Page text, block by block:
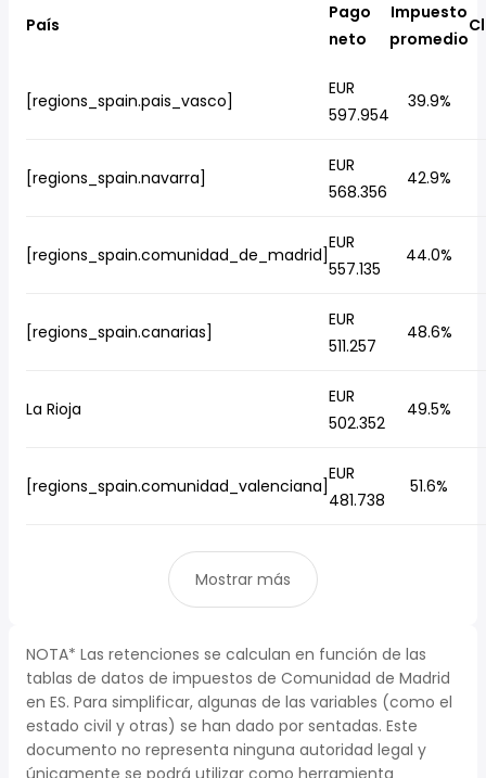
País
Pago
neto
Impuesto
promedio
[regions_spain.pais_vasco]
EUR
597.954
39.9%
[regions_spain.navarra]
EUR
568.356
42.9%
[regions_spain.comunidad_de_madrid]
EUR
557.135
44.0%
[regions_spain.canarias]
EUR
511.257
48.6%
La Rioja
EUR
502.352
49.5%
[regions_spain.comunidad_valenciana]
EUR
481.738
51.6%
Mostrar más
NOTA* Las retenciones se calculan en función de las
tablas de datos de impuestos de Comunidad de Madrid
en ES. Para simplificar, algunas de las variables (como el
estado civil y otras) se han dado por sentadas. Este
documento no representa ninguna autoridad legal y
únicamente se podrá utilizar como herramienta